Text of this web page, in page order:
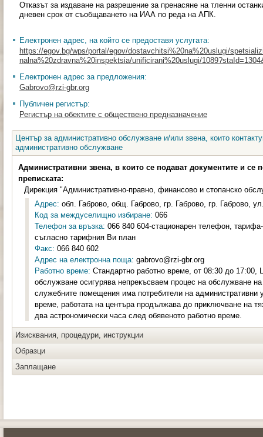
Отказът за издаване на разрешение за пренасяне на тленни
дневен срок от съобщаването на ИАА по реда на АПК.
Електронен адрес, на който се предоставя услугата:
https://egov.bg/wps/portal/egov/dostavchitsi%20na%20uslugi/
nalna%20zdravna%20inspektsia/unificirani%20uslugi/
Електронен адрес за предложения:
Gabrovo@rzi-gbr.org
Публичен регистър:
Регистър на обектите с обществено предназначение
Център за административно обслужване и/или звена, които
административно обслужване
Административни звена, в които се подават документите и се
преписката:
Дирекция "Административно-правно, финансово и стопанско
Адрес: обл. Габрово, общ. Габрово, гр. Габрово, гр. Габрово,
Код за междуселищно избиране: 066
Телефон за връзка: 066 840 604-стационарен телефон,
съгласно тарифния Ви план
Факс: 066 840 602
Адрес на електронна поща: gabrovo@rzi-gbr.org
Работно време: Стандартно работно време, от 08:30 до 17:00,
обслужване осигурява непрекъсваем процес на обслужване
служебните помещения има потребители на административни
време, работата на центъра продължава до приключване на
два астрономически часа след обявеното работно време.
Изисквания, процедури, инструкции
Образци
Заплащане